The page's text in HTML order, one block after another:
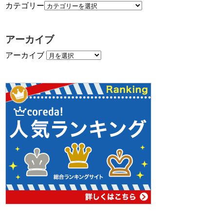
カテゴリー
アーカイブ
アーカイブ